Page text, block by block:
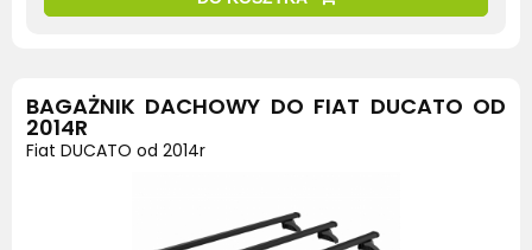
BAGAŻNIK DACHOWY DO FIAT DUCATO OD
2014R
Fiat DUCATO od 2014r